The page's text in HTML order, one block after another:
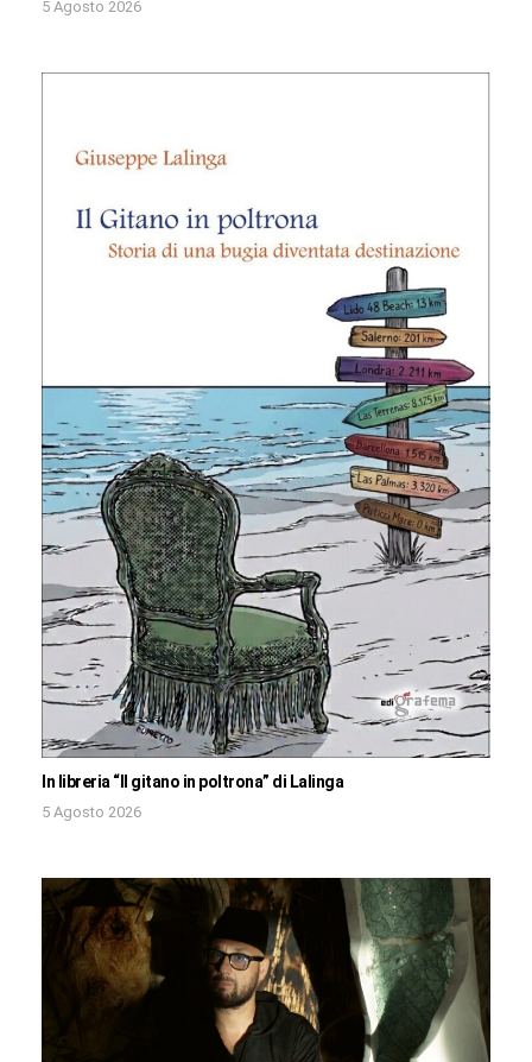
5 Agosto 2026
In libreria “Il gitano in poltrona” di Lalinga
5 Agosto 2026